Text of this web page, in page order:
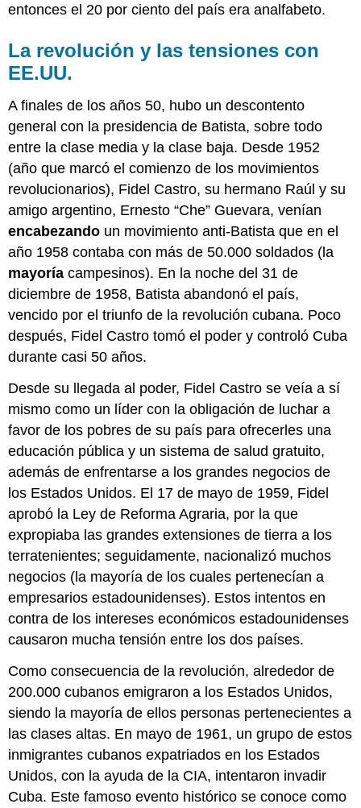
entonces el 20 por ciento del país era analfabeto.
La revolución y las tensiones con
EE.UU.
A finales de los años 50, hubo un descontento
general con la presidencia de Batista, sobre todo
entre la clase media y la clase baja. Desde 1952
(año que marcó el comienzo de los movimientos
revolucionarios), Fidel Castro, su hermano Raúl y su
amigo argentino, Ernesto “Che” Guevara, venían
encabezando un movimiento anti-Batista que en el
año 1958 contaba con más de 50.000 soldados (la
mayoría campesinos). En la noche del 31 de
diciembre de 1958, Batista abandonó el país,
vencido por el triunfo de la revolución cubana. Poco
después, Fidel Castro tomó el poder y controló Cuba
durante casi 50 años.
Desde su llegada al poder, Fidel Castro se veía a sí
mismo como un líder con la obligación de luchar a
favor de los pobres de su país para ofrecerles una
educación pública y un sistema de salud gratuito,
además de enfrentarse a los grandes negocios de
los Estados Unidos. El 17 de mayo de 1959, Fidel
aprobó la Ley de Reforma Agraria, por la que
expropiaba las grandes extensiones de tierra a los
terratenientes; seguidamente, nacionalizó muchos
negocios (la mayoría de los cuales pertenecían a
empresarios estadounidenses). Estos intentos en
contra de los intereses económicos estadounidenses
causaron mucha tensión entre los dos países.
Como consecuencia de la revolución, alrededor de
200.000 cubanos emigraron a los Estados Unidos,
siendo la mayoría de ellos personas pertenecientes a
las clases altas. En mayo de 1961, un grupo de estos
inmigrantes cubanos expatriados en los Estados
Unidos, con la ayuda de la CIA, intentaron invadir
Cuba. Este famoso evento histórico se conoce como